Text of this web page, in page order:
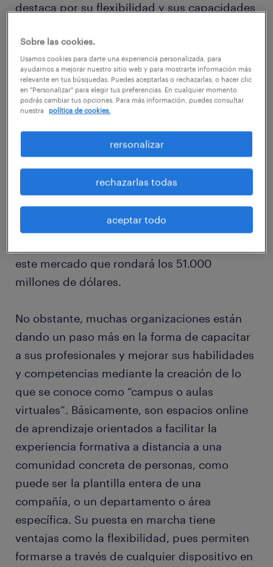
destaca por su flexibilidad y sus capacidades
colaborativo.
Que las nuevas tecnologías han
revolucionado la manera en que las
organizaciones imparten la formación a sus
empleados es una realidad que ya nadie pone
en duda. El e-learning cada vez está más
presente en el catálogo formativo no solo de
las grandes empresas, sino de las de
cualquier tamaño y sector. De hecho, según
la compañía norteamericana Docebo, este
este mercado que rondará los 51.000
millones de dólares.
No obstante, muchas organizaciones están
dando un paso más en la forma de capacitar
a sus profesionales y mejorar sus habilidades
y competencias mediante la creación de lo
que se conoce como “campus o aulas
virtuales”. Básicamente, son espacios online
de aprendizaje orientados a facilitar la
experiencia formativa a distancia a una
comunidad concreta de personas, como
puede ser la plantilla entera de una
compañía, o un departamento o área
específica. Su puesta en marcha tiene
ventajas como la flexibilidad, pues permiten
formarse a través de cualquier dispositivo en
Sobre las cookies.
Usamos cookies para darte una experiencia personalizada, para
ayudarnos a mejorar nuestro sitio web y para mostrarte información más
relevante en tus búsquedas. Puedes aceptarlas o rechazarlas, o hacer clic
en "Personalizar" para elegir tus preferencias. En cualquier momento
podrás cambiar tus opciones. Para más información, puedes consultar
nuestra
política de cookies.
rersonalizar
rechazarlas todas
aceptar todo